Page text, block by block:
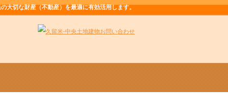
大切な財産（不動産）を最適に有効活用します。